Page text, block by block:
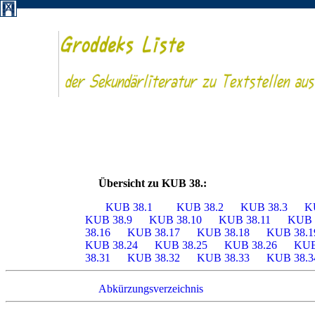
Übersicht zu KUB 38.:
KUB 38.1
KUB 38.2 KUB 38.3
KUB 38.9
KUB 38.10 KUB 38.11
KUB
38.16
KUB 38.17 KUB 38.18
KUB
KUB 38.24
KUB 38.25 KUB 38.26
38.31
KUB 38.32 KUB 38.33 KUB
Abkürzungsverzeichnis